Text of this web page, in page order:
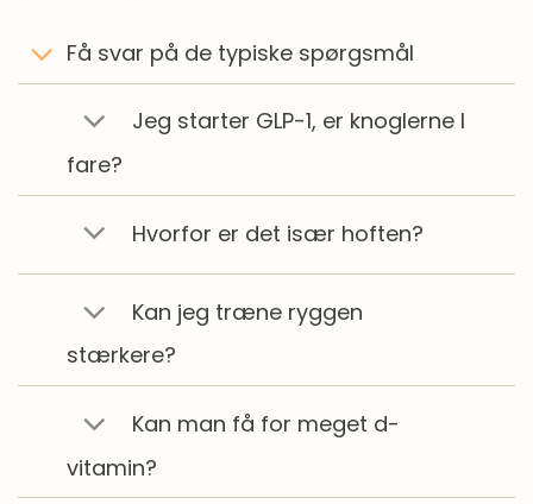
Få svar på de typiske spørgsmål
Jeg starter GLP-1, er knoglerne I
fare?
Hvorfor er det især hoften?
Kan jeg træne ryggen
stærkere?
Kan man få for meget d-
vitamin?